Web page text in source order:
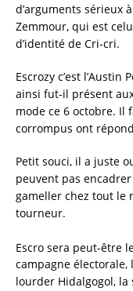
d’arguments sérieux
Zemmour, qui est
d’identité de Cri-cri.
Escrozy c’est
ainsi fut-il présent
mode ce 6 octobre. Il
corrompus ont
Petit souci, il a juste
peuvent pas encadrer
gameller chez tout le
tourneur.
Escro sera peut-être
campagne électorale,
lourder Hidalgogol,